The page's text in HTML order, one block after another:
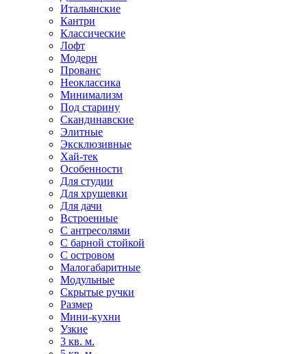
Итальянские
Кантри
Классические
Лофт
Модерн
Прованс
Неоклассика
Минимализм
Под старину
Скандинавские
Элитные
Эксклюзивные
Хай-тек
Особенности
Для студии
Для хрущевки
Для дачи
Встроенные
С антресолями
С барной стойкой
С островом
Малогабаритные
Модульные
Скрытые ручки
Размер
Мини-кухни
Узкие
3 кв. м.